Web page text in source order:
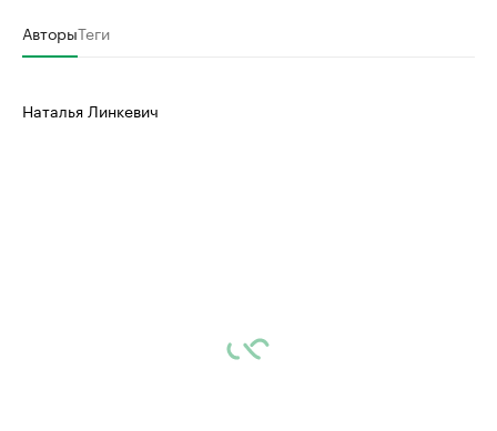
АвторыТеги
Наталья Линкевич